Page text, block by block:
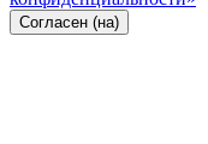
Согласен (на)